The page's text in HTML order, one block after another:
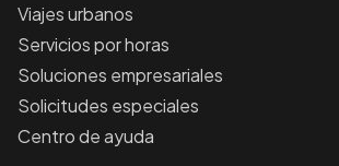
Viajes urbanos
Servicios por horas
Soluciones empresariales
Solicitudes especiales
Centro de ayuda